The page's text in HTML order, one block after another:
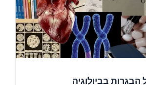
הבגרות בביולוגיה